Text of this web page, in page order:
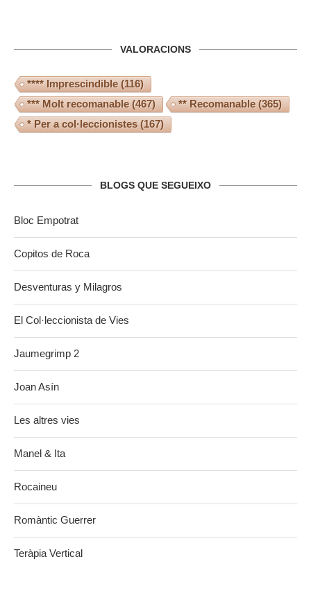
VALORACIONS
**** Imprescindible(116)
*** Molt recomanable(467) ** Recomanable(365)
* Per a col·leccionistes (167)
BLOGS QUE SEGUEIXO
Bloc Empotrat
Copitos de Roca
Desventuras y Milagros
El Col·leccionista de Vies
Jaumegrimp 2
Joan Asín
Les altres vies
Manel & Ita
Rocaineu
Romàntic Guerrer
Teràpia Vertical